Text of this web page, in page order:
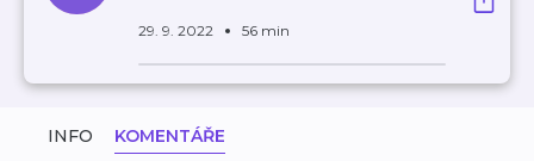
29. 9. 2022 56 min
INFO KOMENTÁŘE